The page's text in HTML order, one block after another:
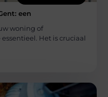
een
woning of
Het is cruciaal